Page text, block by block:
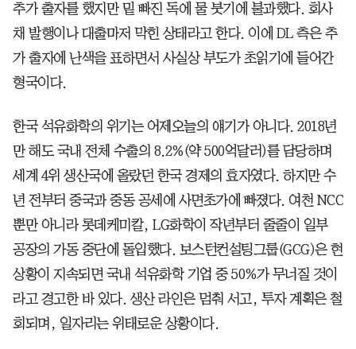
추가 출자를 했지만 밑 빠진 독에 물 붓기에 불과했다. 회사
채 발행이나 대출마저 막힌 상태라고 한다. 이에 DL 측은 추
가 출자에 난색을 표하면서 사실상 부도가 초읽기에 들어간
형국이다.
한국 석유화학의 위기는 어제오늘의 얘기가 아니다. 2018년
만 해도 국내 전체 수출의 8.2%(약 500억달러)를 담당하며
세계 4위 생산국에 올랐던 한국 경제의 효자였다. 하지만 수
년 전부터 중국과 중동 공세에 사면초가에 빠졌다. 여천 NCC
뿐만 아니라 롯데케미칼, LG화학이 작년부터 줄줄이 일부
공장의 가동 중단에 돌입했다. 보스턴컨설팅그룹(GCG)은 현
상황이 지속되면 국내 석유화학 기업 중 50%가 무너질 것이
라고 경고한 바 있다. 생산 라인은 멈춰 서고, 투자 계획은 철
회되며, 일자리는 위태로운 상황이다.